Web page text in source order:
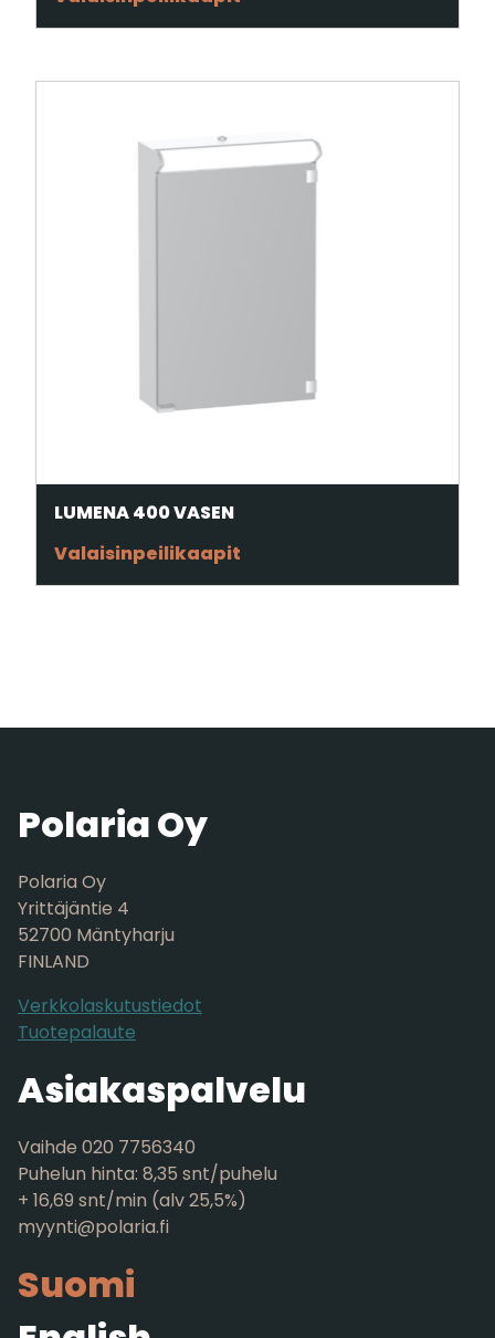
LUMENA 400 VASEN
Valaisinpeilikaapit
Polaria Oy
Polaria Oy
Yrittäjäntie 4
52700 Mäntyharju
FINLAND
Verkkolaskutustiedot
Tuotepalaute
Asiakaspalvelu
Vaihde 020 7756340
Puhelun hinta: 8,35 snt/puhelu
+ 16,69 snt/min (alv 25,5%)
myynti@polaria.fi
Suomi